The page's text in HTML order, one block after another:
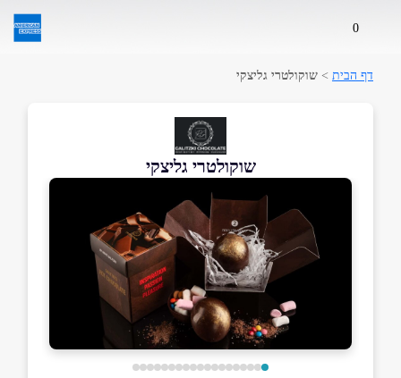
0
דף הבית > שוקולטרי גליצקי
שוקולטרי גליצקי